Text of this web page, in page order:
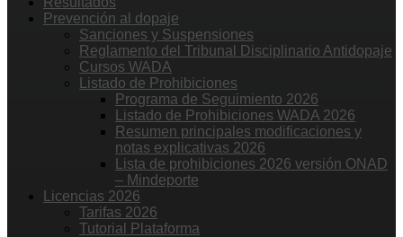
Prevención al dopaje
Sanciones y Suspensiones
Reglamento del Tribunal Disciplinario Antidopaje
Cursos WADA
Listado de Prohibiciones
Programa de Seguimiento 2026
Listado de Prohibiciones WADA 2026
Resumen principales modificaciones y
notas explicativas 2026
Lista de prohibiciones 2026 versión ONAD
– Mindeporte
Licencias 2026
Tarifas 2026
Tutorial Plataforma